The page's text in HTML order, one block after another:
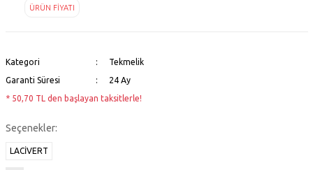
ÜRÜN FİYATI
Kategori
Tekmelik
Garanti Süresi
24 Ay
* 50,70 TL den başlayan taksitlerle!
Seçenekler:
LACİVERT